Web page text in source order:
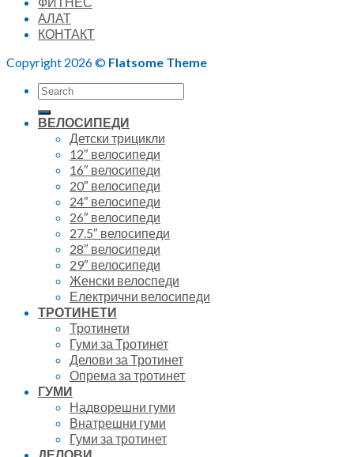
АЛАТ
КОНТАКТ
Copyright 2026 © Flatsome Theme
Search
for:
ВЕЛОСИПЕДИ
Детски трицикли
12″ велосипеди
16″ велосипеди
20″ велосипеди
24″ велосипеди
26″ велосипеди
27.5″ велосипеди
28″ велосипеди
29″ велосипеди
Женски велоспеди
Електрични велосипеди
ТРОТИНЕТИ
Тротинети
Гуми за Тротинет
Делови за Тротинет
Опрема за тротинет
ГУМИ
Надворешни гуми
Внатрешни гуми
Гуми за тротинет